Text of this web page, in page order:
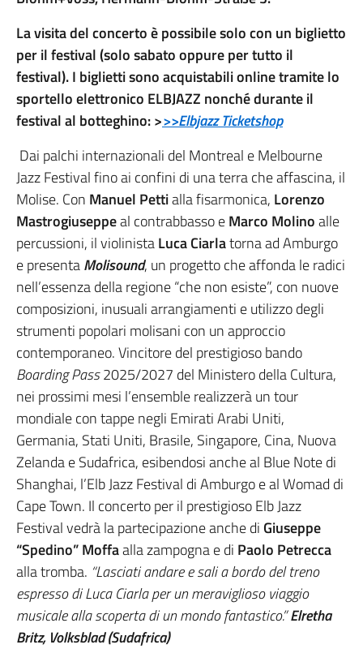
La visita del concerto è possibile solo con un biglietto
per il festival (solo sabato oppure per tutto il
festival). I biglietti sono acquistabili online tramite lo
sportello elettronico ELBJAZZ nonché durante il
festival al botteghino: >>>Elbjazz Ticketshop
Dai palchi internazionali del Montreal e Melbourne
Jazz Festival fino ai confini di una terra che affascina, il
Molise. Con Manuel Pettialla fisarmonica, Lorenzo
Mastrogiuseppeal contrabbasso eMarco Molinoalle
percussioni, il violinistaLuca Ciarlatorna ad Amburgo
e presentaMolisound, un progetto che affonda le radici
nell’essenza della regione “che non esiste”, con nuove
composizioni, inusuali arrangiamenti e utilizzo degli
strumenti popolari molisani con un approccio
contemporaneo. Vincitore del prestigioso bando
Boarding Pass2025/2027 del Ministero della Cultura,
nei prossimi mesi l’ensemble realizzerà un tour
mondiale con tappe negli Emirati Arabi Uniti,
Germania, Stati Uniti, Brasile, Singapore, Cina, Nuova
Zelanda e Sudafrica, esibendosi anche al Blue Note di
Shanghai, l’Elb Jazz Festival di Amburgo e al Womad di
Cape Town. Il concerto per il prestigioso Elb Jazz
Festival vedrà la partecipazione anche di Giuseppe
“Spedino” Moffaalla zampogna e di Paolo Petrecca
alla tromba. “Lasciati andare e sali a bordo del treno
espresso di Luca Ciarla per un meraviglioso viaggio
musicale alla scoperta di un mondo fantastico.”Elretha
Britz, Volksblad (Sudafrica)